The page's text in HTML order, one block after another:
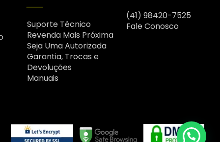
Suporte Técnico
Revenda Mais Próxima
Seja Uma Autorizada
Garantia, Trocas e
Devoluções
Manuais
(41) 98420-7525
Fale Conosco